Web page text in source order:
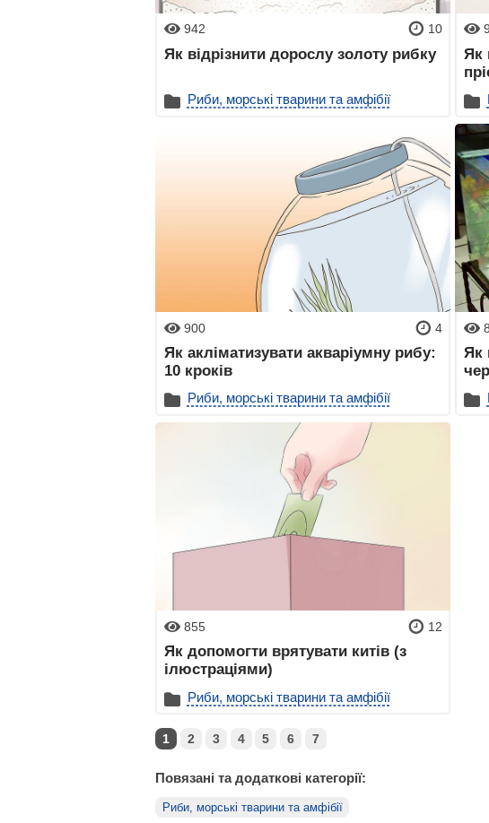
942 10
Як відрізнити дорослу золоту рибку
Риби, морські тварини та амфібії
Як
900 4
Як акліматизувати акваріумну рибу:
10 кроків
Риби, морські тварини та амфібії
Як
855 12
Як допомогти врятувати китів (з
ілюстраціями)
Риби, морські тварини та амфібії
1 2 3 4 5 6 7
Повязані та додаткові категорії:
Риби, морські тварини та амфібії